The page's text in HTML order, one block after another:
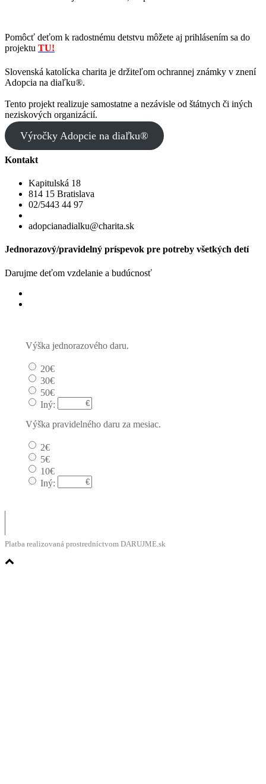
Pomôcť deťom k radostnému detstvu môžete aj prihlásením sa do
projektu TU!
Slovenská katolícka charita je držiteľom ochrannej známky v znení
Adopcia na diaľku®.
Tento projekt realizuje samostatne a nezávisle od štátnych či iných
neziskových organizácií.
Výročky Adopcie na diaľku®
Kontakt
Kapitulská 18
814 15 Bratislava
02/5443 44 97
adopcianadialku@charita.sk
Jednorazový/pravidelný príspevok pre potreby všetkých detí
Darujme deťom vzdelanie a budúcnosť
Výška jednorazového daru.
20€
30€
50€
Iný:
Výška pravidelného daru za mesiac.
2€
5€
10€
Iný:
Platba realizovaná prostredníctvom DARUJME.sk